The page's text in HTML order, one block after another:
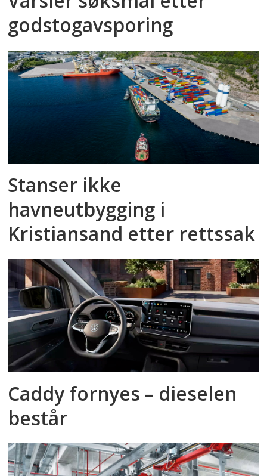
godstog­avsporing
Stanser ikke
havneutbygging i
Kristiansand etter rettssak
Caddy fornyes – dieselen
består